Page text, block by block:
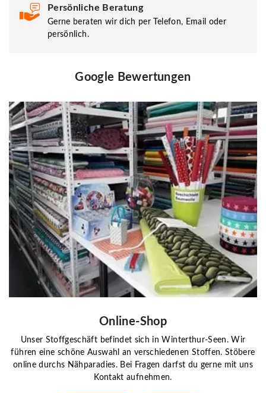
Persönliche Beratung
Gerne beraten wir dich per Telefon, Email oder
persönlich.
Google Bewertungen
Online-Shop
Unser Stoffgeschäft befindet sich in Winterthur-Seen. Wir
führen eine schöne Auswahl an verschiedenen Stoffen. Stöbere
online durchs Nähparadies. Bei Fragen darfst du gerne mit uns
Kontakt aufnehmen.